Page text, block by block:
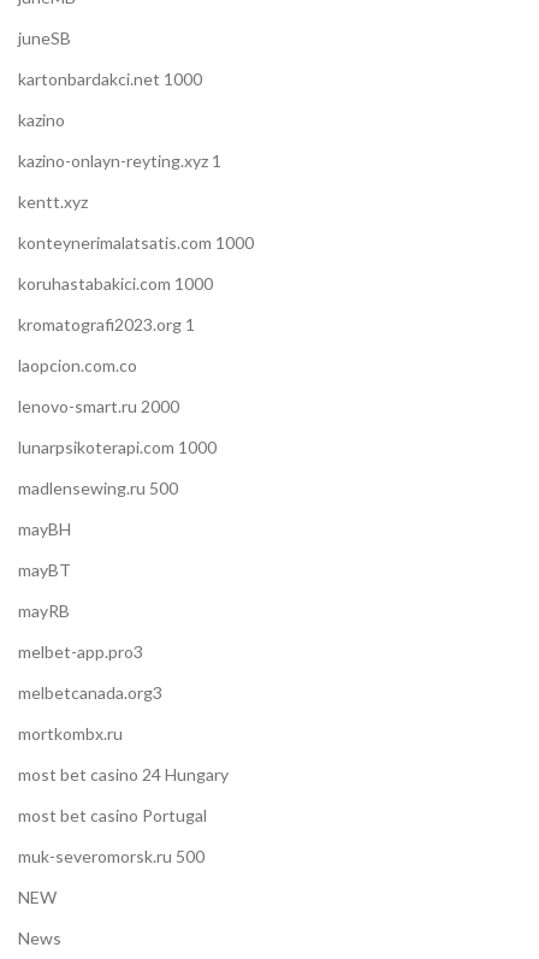
juneSB
kartonbardakci.net 1000
kazino
kazino-onlayn-reyting.xyz 1
kentt.xyz
konteynerimalatsatis.com 1000
koruhastabakici.com 1000
kromatografi2023.org 1
laopcion.com.co
lenovo-smart.ru 2000
lunarpsikoterapi.com 1000
madlensewing.ru 500
mayBH
mayBT
mayRB
melbet-app.pro3
melbetcanada.org3
mortkombx.ru
most bet casino 24 Hungary
most bet casino Portugal
muk-severomorsk.ru 500
NEW
News